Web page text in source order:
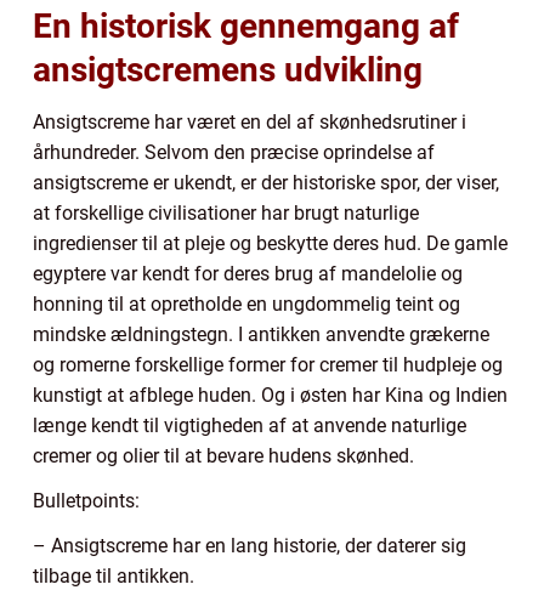
En historisk gennemgang af
ansigtscremens udvikling
Ansigtscreme har været en del af skønhedsrutiner i
århundreder. Selvom den præcise oprindelse af
ansigtscreme er ukendt, er der historiske spor, der viser,
at forskellige civilisationer har brugt naturlige
ingredienser til at pleje og beskytte deres hud. De gamle
egyptere var kendt for deres brug af mandelolie og
honning til at opretholde en ungdommelig teint og
mindske ældningstegn. I antikken anvendte grækerne
og romerne forskellige former for cremer til hudpleje og
kunstigt at afblege huden. Og i østen har Kina og Indien
længe kendt til vigtigheden af at anvende naturlige
cremer og olier til at bevare hudens skønhed.
Bulletpoints:
– Ansigtscreme har en lang historie, der daterer sig
tilbage til antikken.